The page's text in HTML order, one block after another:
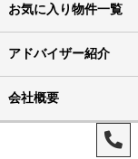
お気に入り物件一覧
アドバイザー紹介
会社概要